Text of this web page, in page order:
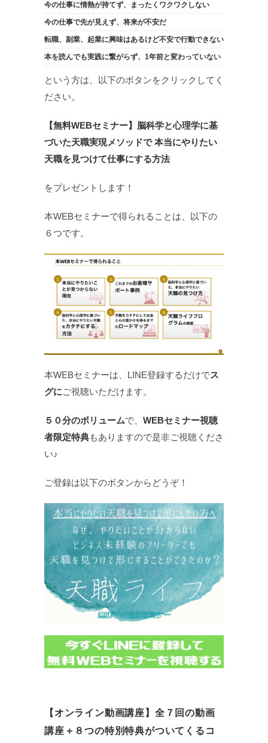
今の仕事に情熱が持てず、まったくワクワクしない
今の仕事で先が見えず、将来が不安だ
転職、副業、起業に興味はあるけど不安で行動できない
本を読んでも実践に繋がらず、1年前と変わっていない
という方は、以下のボタンをクリックしてく
ださい。
【無料WEBセミナー】脳科学と心理学に基
づいた天職実現メソッドで 本当にやりたい
天職を見つけて仕事にする方法
をプレゼントします！
本WEBセミナーで得られることは、以下の
６つです。
本WEBセミナーは、LINE登録するだけでス
グにご視聴いただけます。
５０分のボリュームで、 WEBセミナー視聴
者限定特典もありますので是非ご視聴くださ
い♪
ご登録は以下のボタンからどうぞ！
【オンライン動画講座】全７回の動画
講座＋８つの特別特典がついてくるコ